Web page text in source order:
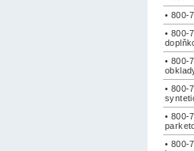
• 800-
• 800-
• 800-
• 800-
• 800-
• 800-